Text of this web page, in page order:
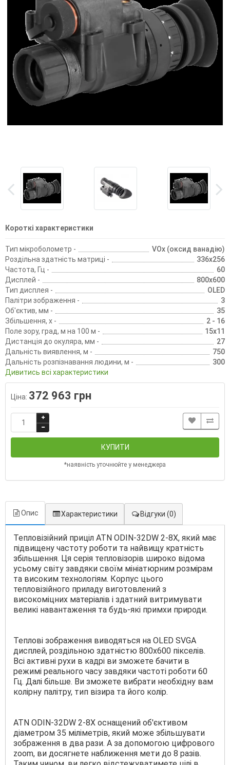
Короткі характеристики
Тип мікроболометр -
VOx (оксид ванадію)
Роздільна здатність матриці -
336x256
Частота, Гц -
60
Дисплей -
800x600
Тип дисплея -
OLED
Палітри зображення -
3
Об'єктив, мм -
35
Збільшення, х -
2 - 16
Поле зору, град, м на 100 м -
15x11
Дистанція до окуляра, мм -
27
Дальність виявлення, м -
750
Дальність розпізнавання людини, м -
300
Дивитись всі характеристики
Ціна: 372 963 грн
КУПИТИ
*наявність уточнюйте у менеджера
Опис Характеристики Відгуки (0)
Тепловізійний приціл ATN ODIN-32DW 2-8Х, який має
підвищену частоту роботи та найвищу кратність
збільшення. Ця серія тепловізорів широко відома
усьому світу завдяки своїм мініатюрним розмірам
та високим технологіям. Корпус цього
тепловізійного приладу виготовлений з
високоміцних матеріалів і здатний витримувати
великі навантаження та будь-які примхи природи.
Теплові зображення виводяться на OLED SVGA
дисплей, роздільною здатністю 800х600 пікселів.
Всі активні рухи в кадрі ви зможете бачити в
режимі реального часу завдяки частоті роботи 60
Гц. Далі більше. Ви зможете вибрати необхідну вам
колірну палітру, тип візира та його колір.
ATN ODIN-32DW 2-8Х оснащений об'єктивом
діаметром 35 міліметрів, який може збільшувати
зображення в два рази. А за допомогою цифрового
zoom, ви досягнете наближення мети до 8 разів.